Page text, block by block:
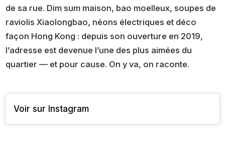
de sa rue. Dim sum maison, bao moelleux, soupes de
raviolis Xiaolongbao, néons électriques et déco
façon Hong Kong : depuis son ouverture en 2019,
l’adresse est devenue l’une des plus aimées du
quartier — et pour cause. On y va, on raconte.
Voir sur Instagram